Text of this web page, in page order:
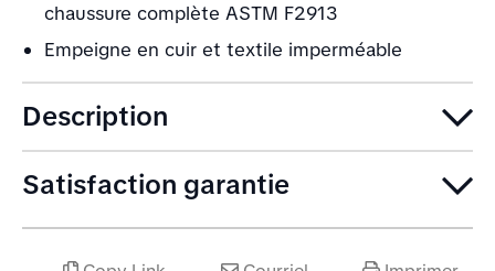
chaussure complète ASTM F2913
Empeigne en cuir et textile imperméable
Description
Satisfaction garantie